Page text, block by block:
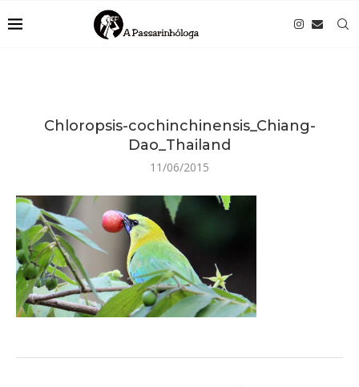
Chloropsis-cochinchinensis_Chiang-
Dao_Thailand
11/06/2015